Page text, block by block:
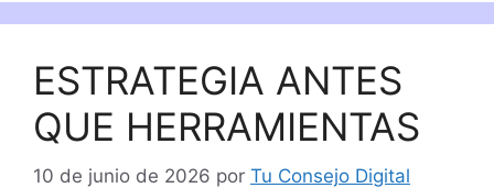
ESTRATEGIA ANTES
QUE HERRAMIENTAS
10 de junio de 2026 por Tu Consejo Digital